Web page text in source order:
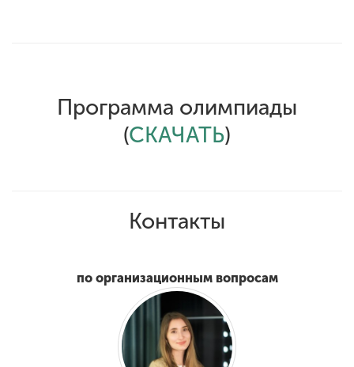
Программа олимпиады
(СКАЧАТЬ)
Контакты
по организационным вопросам